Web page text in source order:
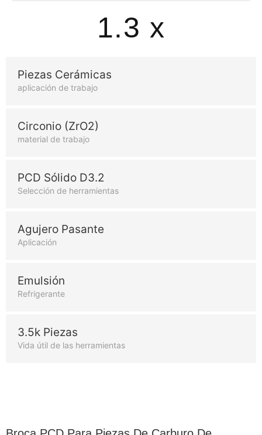
1.3 x
Piezas Cerámicas
aplicación de trabajo
Circonio (ZrO2)
material de trabajo
PCD Sólido D3.2
Selección de herramientas
Agujero Pasante
Aplicación
Emulsión
Refrigerante
3.5k Piezas
Vida útil de las herramientas